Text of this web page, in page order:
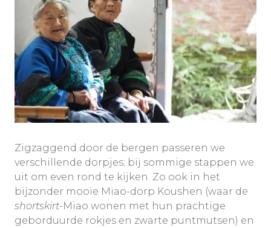
Zigzaggend door de bergen passeren we
verschillende dorpjes; bij sommige stappen we
uit om even rond te kijken. Zo ook in het
bijzonder mooie Miao-dorp Koushen (waar de
shortskirt-Miao wonen met hun prachtige
geborduurde rokjes en zwarte puntmutsen) en